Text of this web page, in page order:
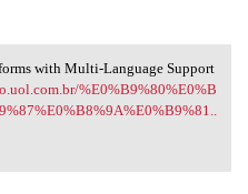
with
with Multi-Language Support
%E0%B9%80%E0%B